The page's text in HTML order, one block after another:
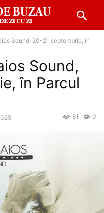
Sound, 20-21 septembrie, în
Sound,
în Parcul
0
81